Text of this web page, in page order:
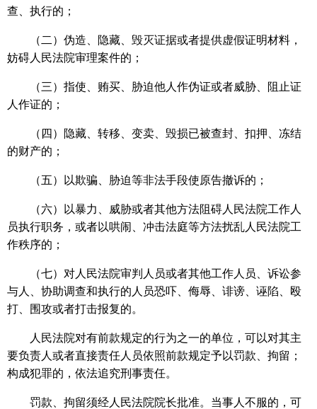
查、执行的；
（二）伪造、隐藏、毁灭证据或者提供虚假证明材料，
妨碍人民法院审理案件的；
（三）指使、贿买、胁迫他人作伪证或者威胁、阻止证
人作证的；
（四）隐藏、转移、变卖、毁损已被查封、扣押、冻结
的财产的；
（五）以欺骗、胁迫等非法手段使原告撤诉的；
（六）以暴力、威胁或者其他方法阻碍人民法院工作人
员执行职务，或者以哄闹、冲击法庭等方法扰乱人民法院工
作秩序的；
（七）对人民法院审判人员或者其他工作人员、诉讼参
与人、协助调查和执行的人员恐吓、侮辱、诽谤、诬陷、殴
打、围攻或者打击报复的。
人民法院对有前款规定的行为之一的单位，可以对其主
要负责人或者直接责任人员依照前款规定予以罚款、拘留；
构成犯罪的，依法追究刑事责任。
罚款、拘留须经人民法院院长批准。当事人不服的，可